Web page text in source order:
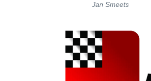
Jan Smeets